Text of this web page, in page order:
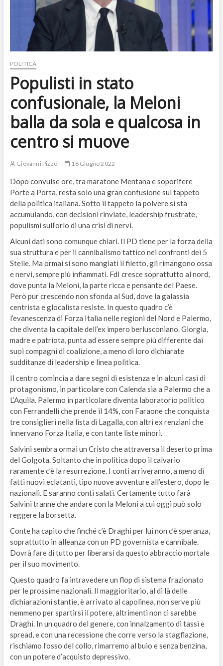
POLITICA
Populisti in stato
confusionale, la Meloni
balla da sola e qualcosa in
centro si muove
Giovanni Pizzo 16 Giugno 2022
Dopo convulse ore, tra maratone Mentana e soporifere
Porte a Porta, resta solo una gran confusione sul tappeto
della politica italiana. Sotto il tappeto la polvere si sta
accumulando, con decisioni rinviate, leadership frustrate,
populismi sull’orlo di una crisi di nervi.
Alcuni dati sono comunque chiari. Il PD tiene per la forza della
sua struttura e per il cannibalismo tattico nei confronti dei 5
Stelle. Ma ormai si sono mangiati il filetto, gli rimangono ossa
e nervi, sempre più infiammati. FdI cresce soprattutto al nord,
dove punta la Meloni, la parte ricca e pensante del Paese.
Però pur crescendo non sfonda al Sud, dove la galassia
centrista e glocalista resiste. In questo quadro c’è
l’evanescenza di Forza Italia nelle regioni del Nord e Palermo,
che diventa la capitale dell’ex impero berlusconiano. Giorgia,
madre e patriota, punta ad essere sempre più differente dai
suoi compagni di coalizione, a meno di loro dichiarate
sudditanze di leadership e linea politica.
Il centro comincia a dare segni di esistenza e in alcuni casi di
protagonismo, in particolare con Calenda sia a Palermo che a
L’Aquila. Palermo in particolare diventa laboratorio politico
con Ferrandelli che prende il 14%, con Faraone che conquista
tre consiglieri nella lista di Lagalla, con altri ex renziani che
innervano Forza Italia, e con tante liste minori.
Salvini sembra ormai un Cristo che attraversa il deserto prima
del Golgota. Soltanto che in politica dopo il calvario
raramente c’è la resurrezione. I conti arriveranno, a meno di
fatti nuovi eclatanti, tipo nuove avventure all’estero, dopo le
nazionali. E saranno conti salati. Certamente tutto farà
Salvini tranne che andare con la Meloni a cui oggi può solo
reggere la borsetta.
Conte ha capito che finché c’è Draghi per lui non c’è speranza,
soprattutto in alleanza con un PD governista e cannibale.
Dovrà fare di tutto per liberarsi da questo abbraccio mortale
per il suo movimento.
Questo quadro fa intravedere un flop di sistema frazionato
per le prossime nazionali. Il maggioritario, al di là delle
dichiarazioni stantie, è arrivato al capolinea, non serve più
nemmeno per spartirsi il potere, altrimenti non ci sarebbe
Draghi. In un quadro del genere, con innalzamento di tassi e
spread, e con una recessione che corre verso la stagflazione,
rischiamo l’osso del collo, rimarremo al buio e senza benzina,
con un potere d’acquisto depressivo.